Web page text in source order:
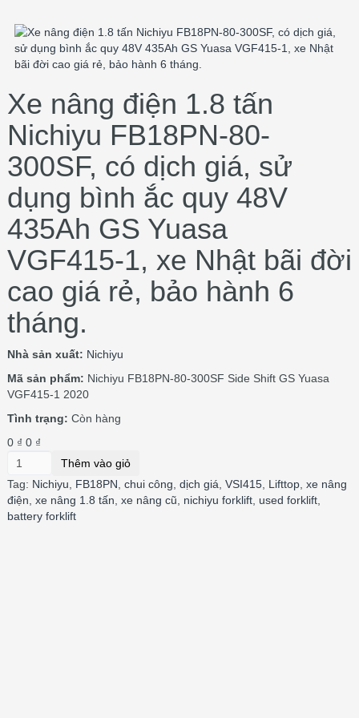
Xe nâng điện 1.8 tấn
Nichiyu FB18PN-80-
300SF, có dịch giá, sử
dụng bình ắc quy 48V
435Ah GS Yuasa
VGF415-1, xe Nhật bãi đời
cao giá rẻ, bảo hành 6
tháng.
Nhà sản xuất: Nichiyu
Mã sản phẩm: Nichiyu FB18PN-80-300SF Side Shift GS Yuasa
VGF415-1 2020
Tình trạng: Còn hàng
0 ₫ 0 ₫
Thêm vào giỏ
Tag: Nichiyu FB18PN chui công dịch giá VSI415 Lifttop xe nâng
điện xe nâng 1.8 tấn xe nâng cũ nichiyu forklift used forklift
battery forklift